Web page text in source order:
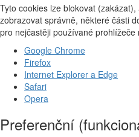
Tyto cookies lze blokovat
zobrazovat správně, některé části
pro nejčastěji používané prohlížeče
Google Chrome
Firefox
Internet Explorer a Edge
Safari
Opera
Preferenční